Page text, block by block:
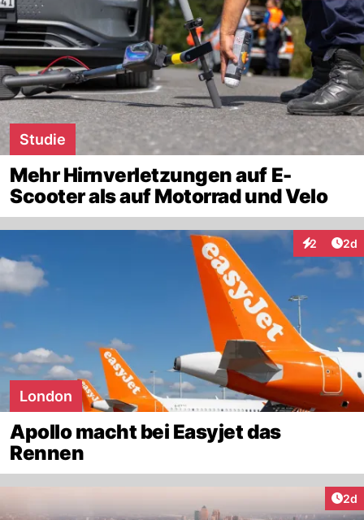
Studie
Mehr Hirnverletzungen auf E-
Scooter als auf Motorrad und Velo
2 2d
London
Apollo macht bei Easyjet das
Rennen
2d